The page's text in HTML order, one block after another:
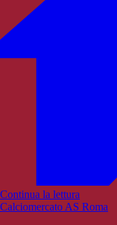
Continua la lettura
Calciomercato AS Roma